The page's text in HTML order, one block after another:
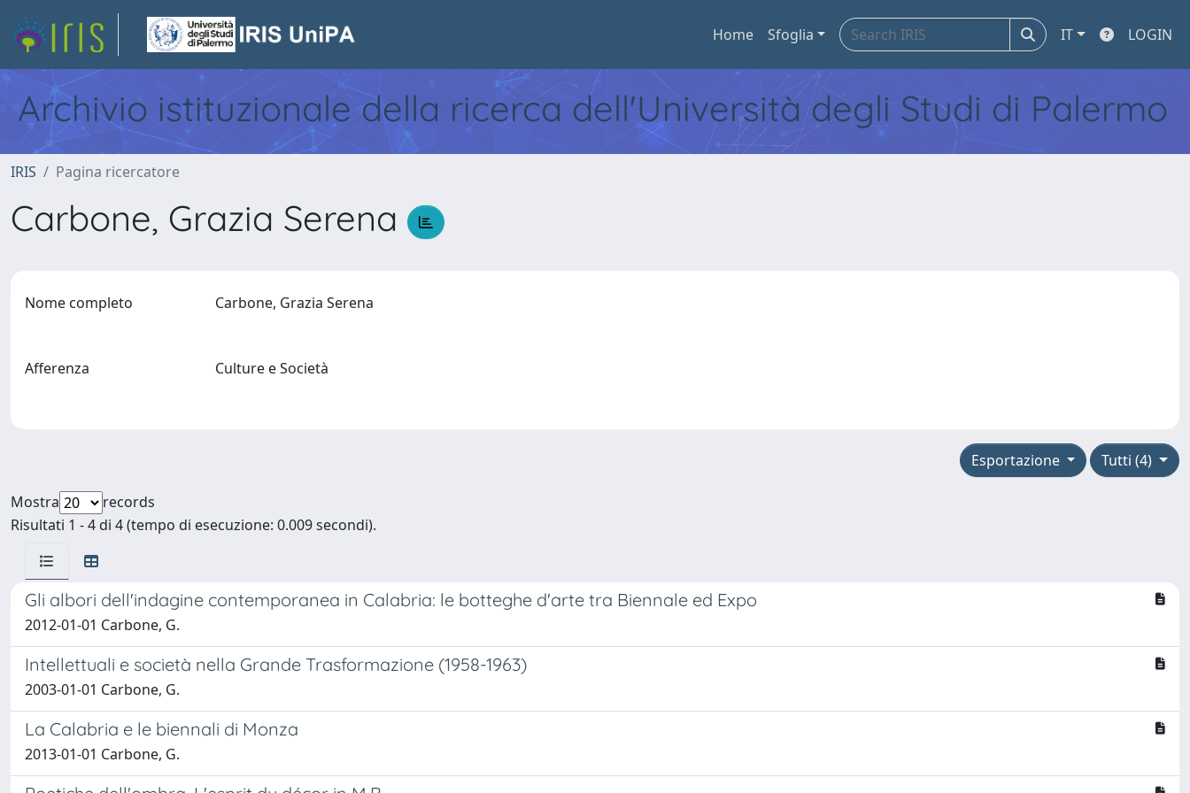
Home Sfoglia IT LOGIN
Archivio istituzionale della ricerca dell'Università degli Studi di Palermo
IRIS Pagina ricercatore
Carbone, Grazia Serena
Nome completo Carbone, Grazia Serena
Afferenza Culture e Società
Tutti (4)
Esportazione
Mostra
records
Risultati 1 - 4 di 4 (tempo di esecuzione: 0.009 secondi).
Gli albori dell'indagine contemporanea in Calabria: le botteghe d'arte tra Biennale ed Expo
2012-01-01 Carbone, G.
Intellettuali e società nella Grande Trasformazione (1958-1963)
2003-01-01 Carbone, G.
La Calabria e le biennali di Monza
2013-01-01 Carbone, G.